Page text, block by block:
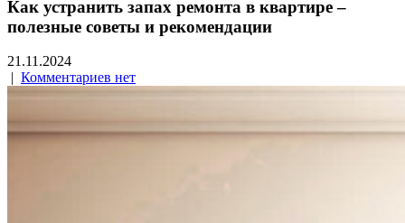
Как устранить запах ремонта в квартире –
полезные советы и рекомендации
21.11.2024
| Комментариев нет